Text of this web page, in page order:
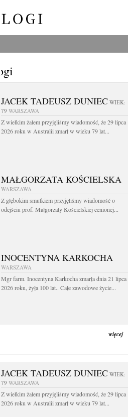
JACEK TADEUSZ DUNIEC WIEK:
79 WARSZAWA
Z wielkim żalem przyjęliśmy wiadomość, że 29 lipca
2026 roku w Australii zmarł w wieku 79 lat...
MAŁGORZATA KOŚCIELSKA
WARSZAWA
Z głębokim smutkiem przyjęliśmy wiadomość o
odejściu prof. Małgorzaty Kościelskiej cenionej...
INOCENTYNA KARKOCHA
WARSZAWA
Mgr farm. Inocentyna Karkocha zmarła dnia 21 lipca
2026 roku, żyła 100 lat.. Całe zawodowe życie...
więcej
JACEK TADEUSZ DUNIEC WIEK:
79 WARSZAWA
Z wielkim żalem przyjęliśmy wiadomość, że 29 lipca
2026 roku w Australii zmarł w wieku 79 lat...